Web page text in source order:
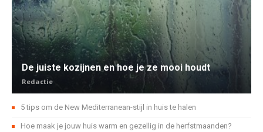
De juiste kozijnen en hoe je ze mooi houdt
Redactie
5 tips om de New Mediterranean-stijl in huis te halen
Hoe maak je jouw huis warm en gezellig in de herfstmaanden?